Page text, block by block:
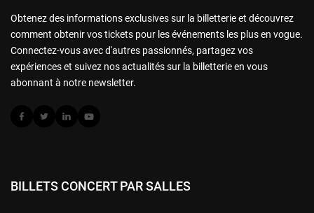
Obtenez des informations exclusives sur la billetterie et découvrez
comment obtenir vos tickets pour les événements les plus en vogue.
Connectez-vous avec d'autres passionnés, partagez vos
expériences et suivez nos actualités sur la billetterie en vous
abonnant à notre newsletter.
BILLETS CONCERT PAR SALLES